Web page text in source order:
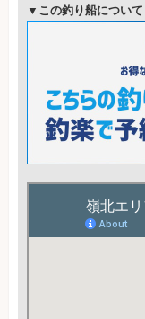
▼この釣り船について